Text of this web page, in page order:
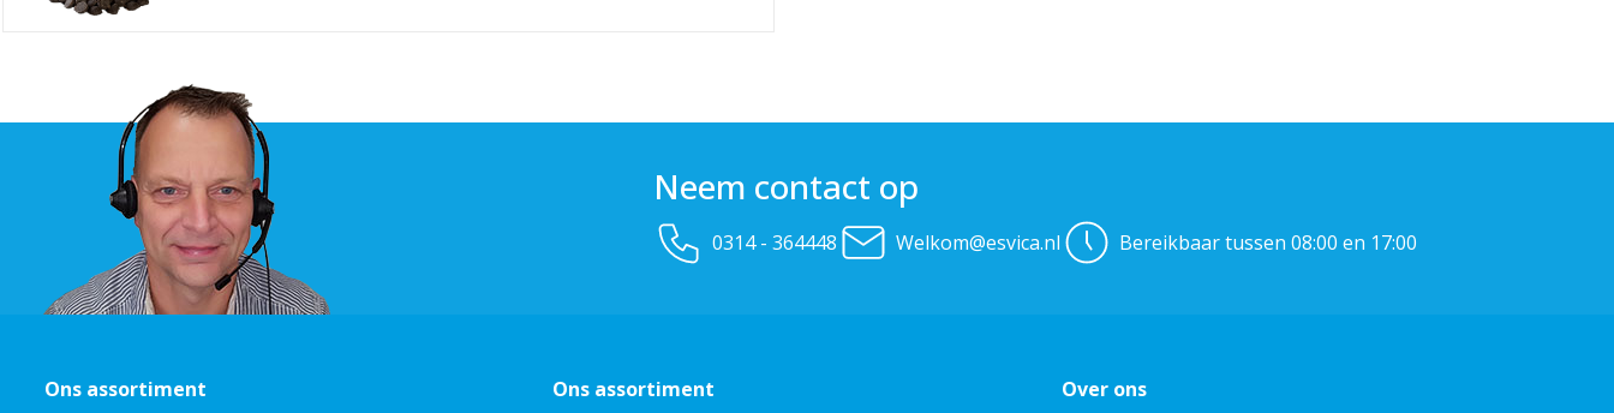
Neem contact op
0314 - 364448 Welkom@esvica.nl Bereikbaar tussen 08:00 en 17:00
Ons assortiment Ons assortiment Over ons